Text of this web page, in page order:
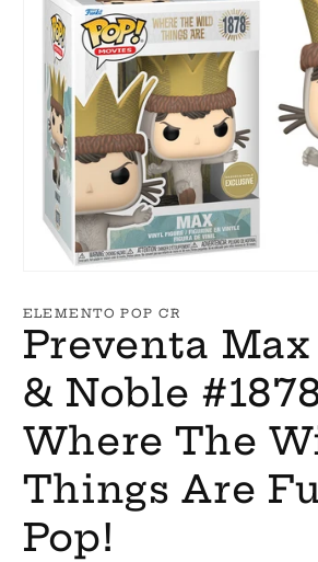
multimedia
1
en
una
ventana
modal
ELEMENTO POP CR
Preventa
& Noble
Where The
Things Are
Pop!